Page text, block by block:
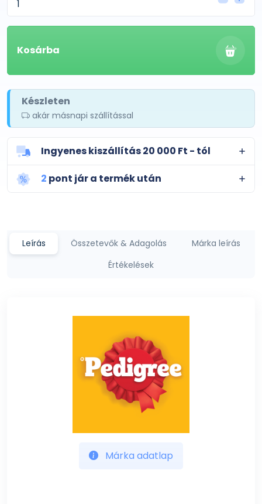
Kosárba
Készleten
akár másnapi szállítással
Ingyenes kiszállítás 20 000 Ft - tól
2 pont jár a termék után
Leírás Összetevők & Adagolás
Márka leírás
Értékelések
Márka adatlap